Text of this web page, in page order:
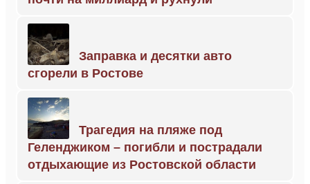
Заправка и десятки авто
сгорели в Ростове
Трагедия на пляже под
Геленджиком – погибли и пострадали
отдыхающие из Ростовской области